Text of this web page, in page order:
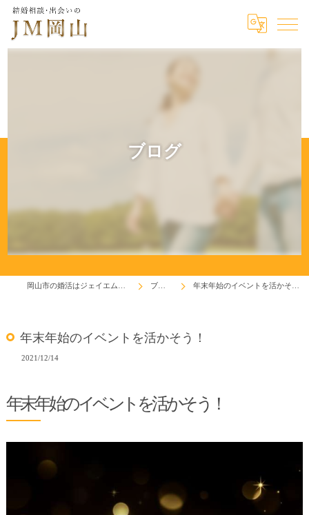
ブログ
ブログ 年末年始のイベントを活かそう！
年末年始のイベントを活かそう！
2021/12/14
年末年始のイベントを活かそう！